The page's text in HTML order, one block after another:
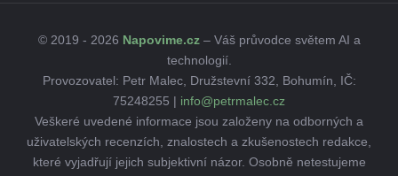
© 2019 - 2026 Napovime.cz– Váš průvodce světem AI a
technologií.
Provozovatel: Petr Malec, Družstevní 332, Bohumín, IČ:
75248255 | info@petrmalec.cz
Veškeré uvedené informace jsou založeny na odborných a
uživatelských recenzích, znalostech a zkušenostech redakce,
které vyjadřují jejich subjektivní názor. Osobně netestujeme